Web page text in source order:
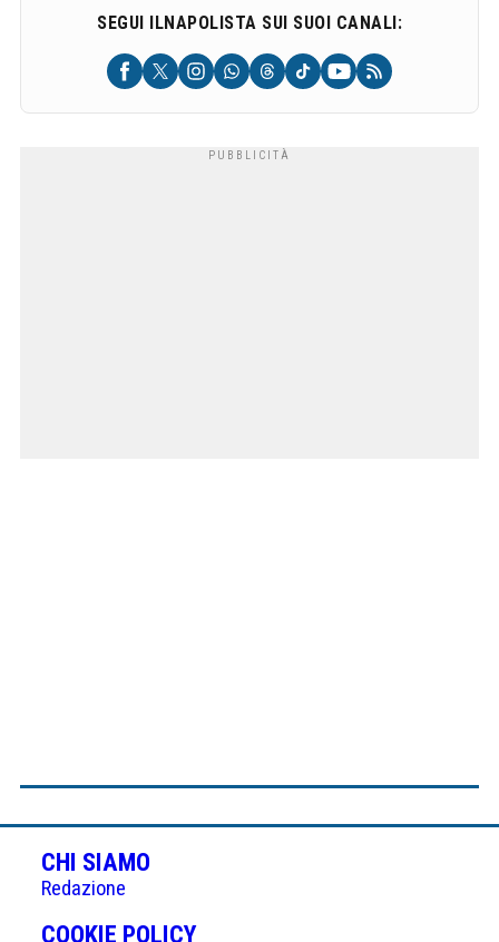
SEGUI ILNAPOLISTA SUI SUOI CANALI:
CHI SIAMO
Redazione
COOKIE POLICY(APRE